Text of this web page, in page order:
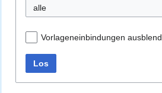
alle
Vorlageneinbindungen
Los